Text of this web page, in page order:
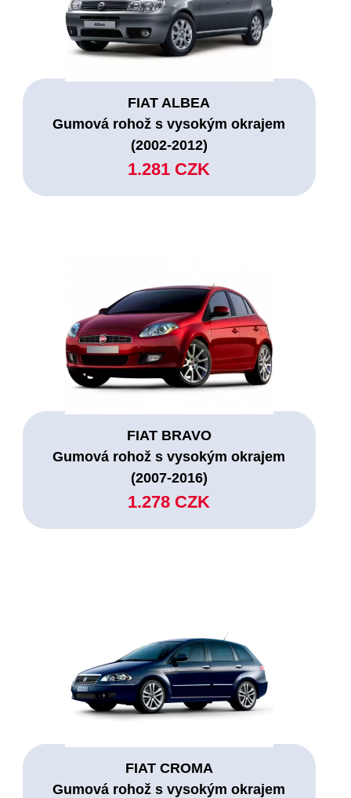
FIAT ALBEA
Gumová rohož s vysokým okrajem
(2002-2012)
1.281 CZK
FIAT BRAVO
Gumová rohož s vysokým okrajem
(2007-2016)
1.278 CZK
FIAT CROMA
Gumová rohož s vysokým okrajem